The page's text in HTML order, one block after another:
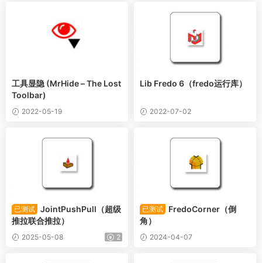
工具显隐 (MrHide – The Lost
Toolbar)
2022-05-19
Lib Fredo 6（fredo运行库）
2022-07-02
已测试 JointPushPull（超级
推拉联合推拉）
2025-05-08 2
已测试
FredoCorner（倒
角）
2024-04-07